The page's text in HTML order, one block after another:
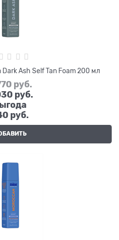
Ash Self Tan Foam 200 мл
руб.
руб.
руб.